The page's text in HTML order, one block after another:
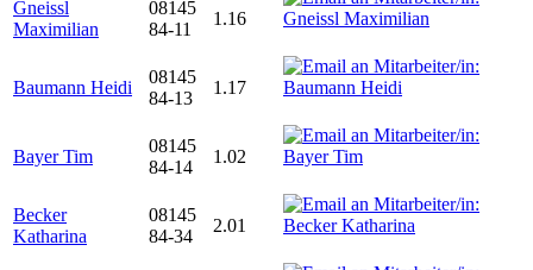
Gneissl
Maximilian
08145
84-11
1.16
Baumann Heidi
08145
84-13
1.17
Bayer Tim
08145
84-14
1.02
Becker
Katharina
08145
84-34
2.01